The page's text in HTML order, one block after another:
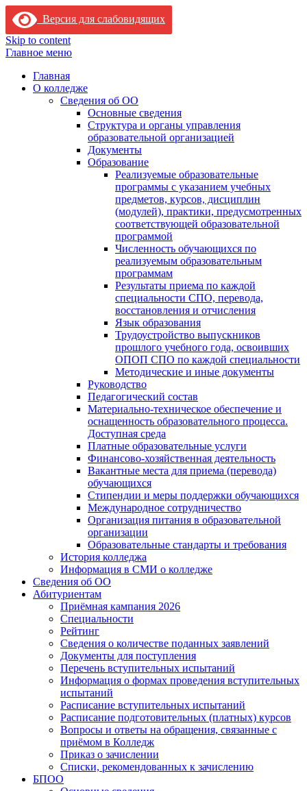
Версия для слабовидящих
Skip to content
Главное меню
Главная
О колледже
Сведения об ОО
Основные сведения
Структура и органы управления
образовательной организацией
Документы
Образование
Реализуемые образовательные
программы с указанием учебных
предметов, курсов, дисциплин
(модулей), практики, предусмотренных
соответствующей образовательной
программой
Численность обучающихся по
реализуемым образовательным
программам
Результаты приема по каждой
специальности СПО, перевода,
восстановления и отчисления
Язык образования
Трудоустройство выпускников
прошлого учебного года, освоивших
ОПОП СПО по каждой специальности
Методические и иные документы
Руководство
Педагогический состав
Материально-техническое обеспечение и
оснащенность образовательного процесса.
Доступная среда
Платные образовательные услуги
Финансово-хозяйственная деятельность
Вакантные места для приема (перевода)
обучающихся
Стипендии и меры поддержки обучающихся
Международное сотрудничество
Организация питания в образовательной
организации
Образовательные стандарты и требования
История колледжа
Информация в СМИ о колледже
Сведения об ОО
Абитуриентам
Приёмная кампания 2026
Специальности
Рейтинг
Сведения о количестве поданных заявлений
Документы для поступления
Перечень вступительных испытаний
Информация о формах проведения вступительных
испытаний
Расписание вступительных испытаний
Расписание подготовительных (платных) курсов
Вопросы и ответы на обращения, связанные с
приёмом в Колледж
Приказ о зачислении
Списки, рекомендованных к зачислению
БПОО